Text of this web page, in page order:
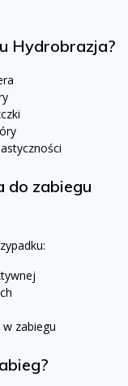
Hydrobrazja?
do zabiegu
w zabiegu